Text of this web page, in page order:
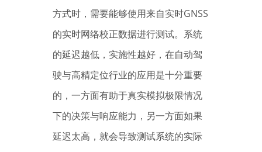
方式时，需要能够使用来自实时GNSS
的实时网络校正数据进行测试。系统
的延迟越低，实施性越好，在自动驾
驶与高精定位行业的应用是十分重要
的，一方面有助于真实模拟极限情况
下的决策与响应能力，另一方面如果
延迟太高，就会导致测试系统的实际